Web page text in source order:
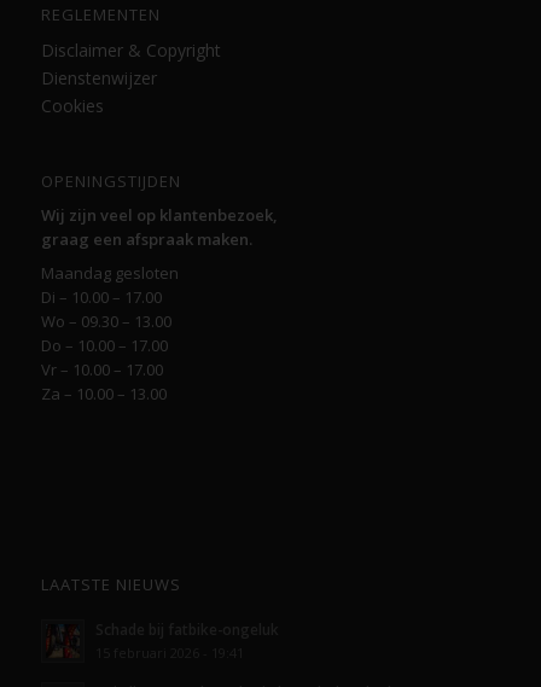
REGLEMENTEN
Disclaimer & Copyright
Dienstenwijzer
Cookies
OPENINGSTIJDEN
Wij zijn veel op klantenbezoek,
graag een afspraak maken.
Maandag gesloten
Di – 10.00 – 17.00
Wo – 09.30 – 13.00
Do – 10.00 – 17.00
Vr – 10.00 – 17.00
Za – 10.00 – 13.00
LAATSTE NIEUWS